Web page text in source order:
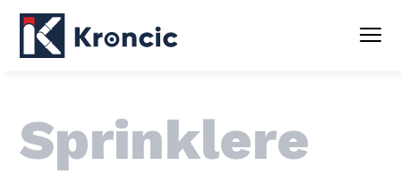
Sprinklere